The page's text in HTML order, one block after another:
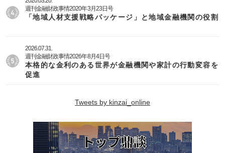
週刊金融財政事情2020年3月23日号
「地域人材支援戦略パッケージ」と地域金融機関の役割
2026.07.31.
週刊金融財政事情2026年8月4日号
本格的な金利のある世界が金融機関や家計の行動変容を
促進
Tweets by kinzai_online